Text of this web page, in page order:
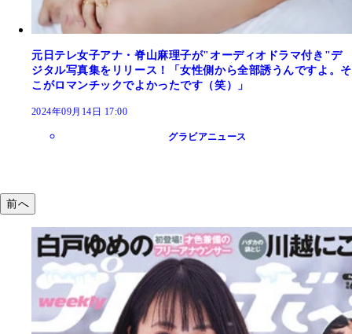
元日テレ女子アナ・脊山麻理子が"オーディオドラマ付き"デ
ジタル写真集をリリース！「女性側から全部誘うんですよ。そ
こがロマンチックでよかったです（笑）」
2024年09月14日 17:00
グラビアニュース
前へ